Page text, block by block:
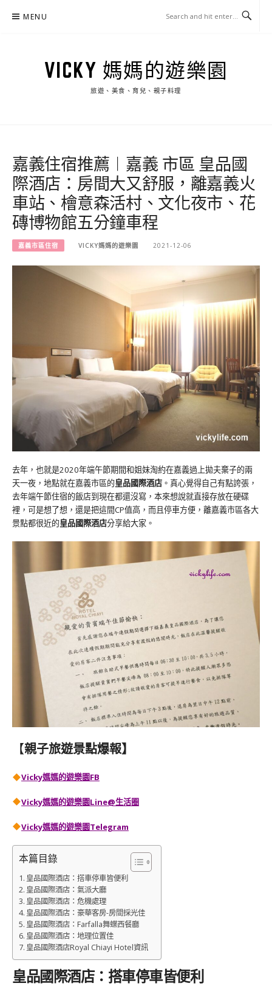
MENU
VICKY 媽媽的遊樂園
旅遊、美食、育兒、親子料理
嘉義住宿推薦︱嘉義 市區 皇品國
際酒店：房間大又舒服，離嘉義火
車站、檜意森活村、文化夜市、花
磚博物館五分鐘車程
嘉義市區住宿 VICKY媽媽的遊樂園 2021-12-06
去年，也就是2020年端午節期間和姐妹淘約在嘉義過上拋夫棄子的兩
天一夜，地點就在嘉義市區的皇品國際酒店 。真心覺得自己有點誇張，
去年端午節住宿的飯店到現在都還沒寫，本來想說就直接存放在硬碟
裡，可是想了想，還是把這間CP值高，而且停車方便，離嘉義市區各大
景點都很近的皇品國際酒店分享給大家。
【親子旅遊景點爆報】
Vicky媽媽的遊樂園FB
Vicky媽媽的遊樂園Line@生活圈
Vicky媽媽的遊樂園Telegram
本篇目錄
皇品國際酒店：搭車停車皆便利
皇品國際酒店：氣派大廳
皇品國際酒店：危機處理
皇品國際酒店：豪華客房-房間採光佳
皇品國際酒店：Farfalla舞蝶西餐廳
皇品國際酒店：地理位置佳
皇品國際酒店Royal Chiayi Hotel資訊
皇品國際酒店：搭車停車皆便利